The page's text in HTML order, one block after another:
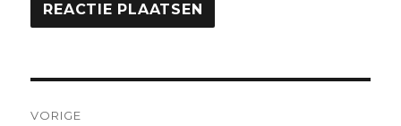
VORIGE